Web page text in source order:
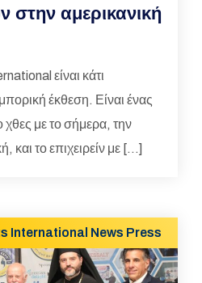
στην αμερικανική
είναι κάτι
έκθεση. Είναι ένας
με το σήμερα, την
και το επιχειρείν με […]
International News Press